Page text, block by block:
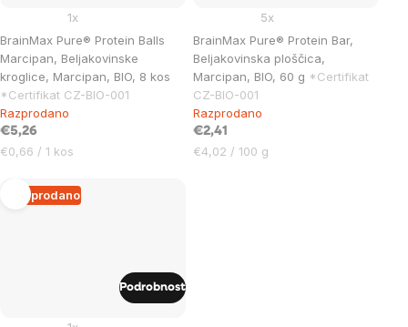
BrainMax Pure® Protein Balls
Marcipan, Beljakovinske
kroglice, Marcipan, BIO, 8 kos
*Certifikat CZ-BIO-001
1x
Razprodano
€5,26
Cena
enoto:
€0,66 / 1 kos
BrainMax Pure® Protein Bar,
Beljakovinska ploščica,
Marcipan, BIO, 60 g *Certifikat
CZ-BIO-001
5x
Razprodano
€2,41
Cena
€4,02 / 100 g
Razprodano
Podrobnost